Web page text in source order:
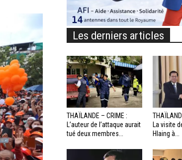
Les derniers articles
THAÏLANDE – CRIME :
L’auteur de l’attaque aurait
tué deux membres...
La visite
Hlaing à...